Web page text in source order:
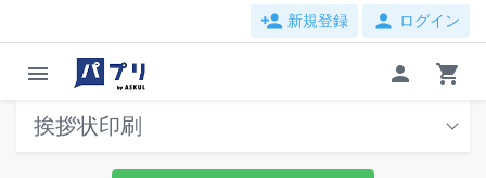
person_add 新規登録 person ログイン
menu person
shopping_cart
挨拶状印刷